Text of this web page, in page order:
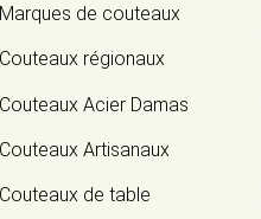
Marques de couteaux
Couteaux régionaux
Couteaux Acier Damas
Couteaux Artisanaux
Couteaux de table